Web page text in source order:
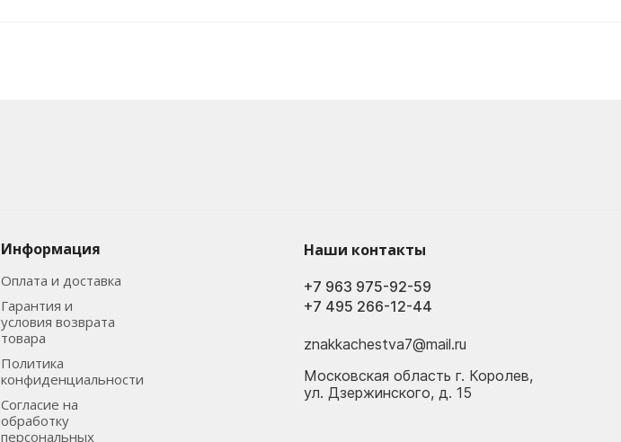
Информация
Оплата и доставка
Гарантия и
условия возврата
товара
Политика
конфиденциальности
Согласие на
обработку
персональных
Наши контакты
+7 495 266-12-44
+7 963 975-92-59
znakkachestva7@mail.ru
Московская область г. Королев,
ул. Дзержинского, д. 15